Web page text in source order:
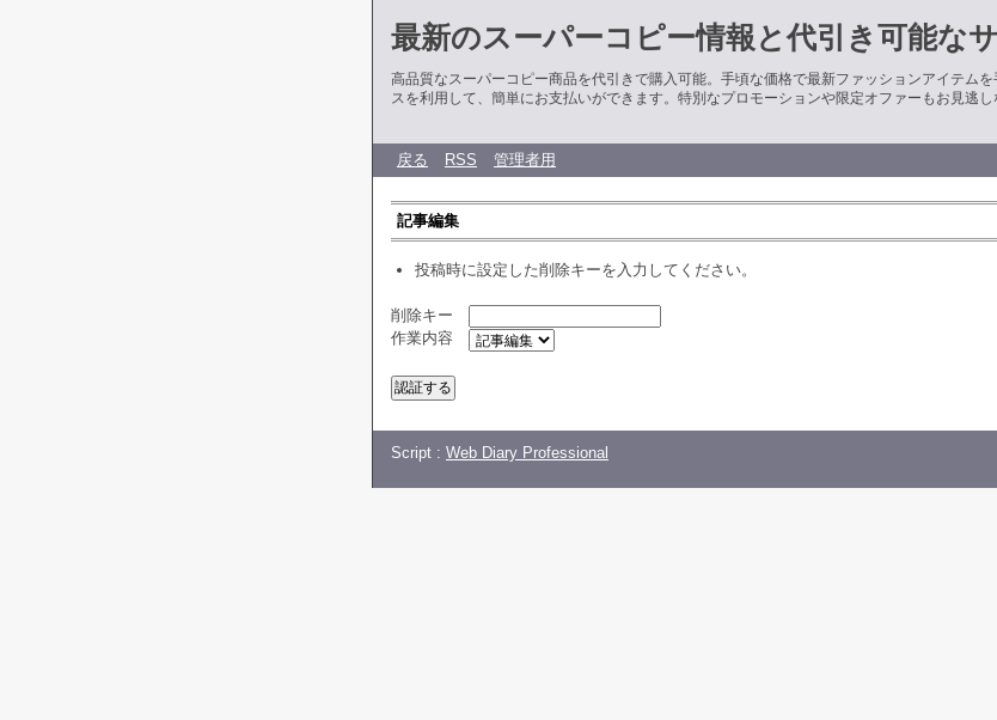
最新のスーパーコピー情報と代引き可能な
高品質なスーパーコピー商品を代引きで購入可能。手頃な価格で最新ファッションアイテム
スを利用して、簡単にお支払いができます。特別なプロモーションや限定オファーもお見逃し
戻る RSS 管理者用
記事編集
投稿時に設定した削除キーを入力してください。
削除キー
作業内容
Script : Web Diary Professional